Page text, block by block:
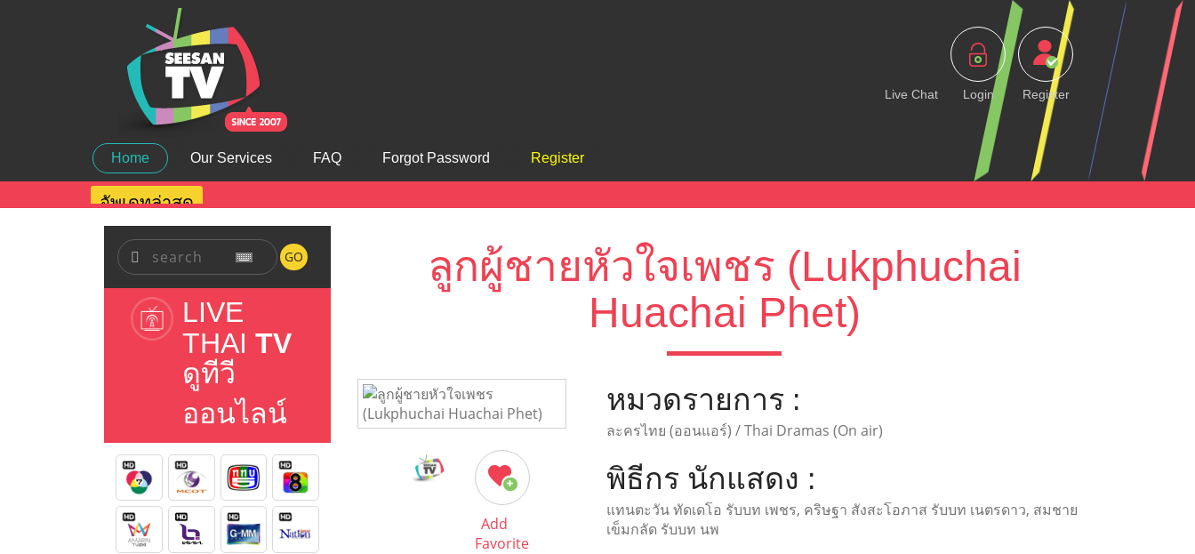
Live Chat Login Register
Home Our Services FAQ Forgot Password Register
อัพเดทล่าสุด
GO
LIVE
THAI TV
ดูทีวี
ออนไลน์
ลูกผู้ชายหัวใจเพชร (Lukphuchai
Huachai Phet)
Add
Favorite
หมวดรายการ :
ละครไทย (ออนแอร์) / Thai Dramas (On air)
พิธีกร นักแสดง :
แทนตะวัน ทัดเดโอ รับบท เพชร, คริษฐา สังสะโอภาส รับบท เนตรดาว, สมชาย
เข็มกลัด รับบท นพ